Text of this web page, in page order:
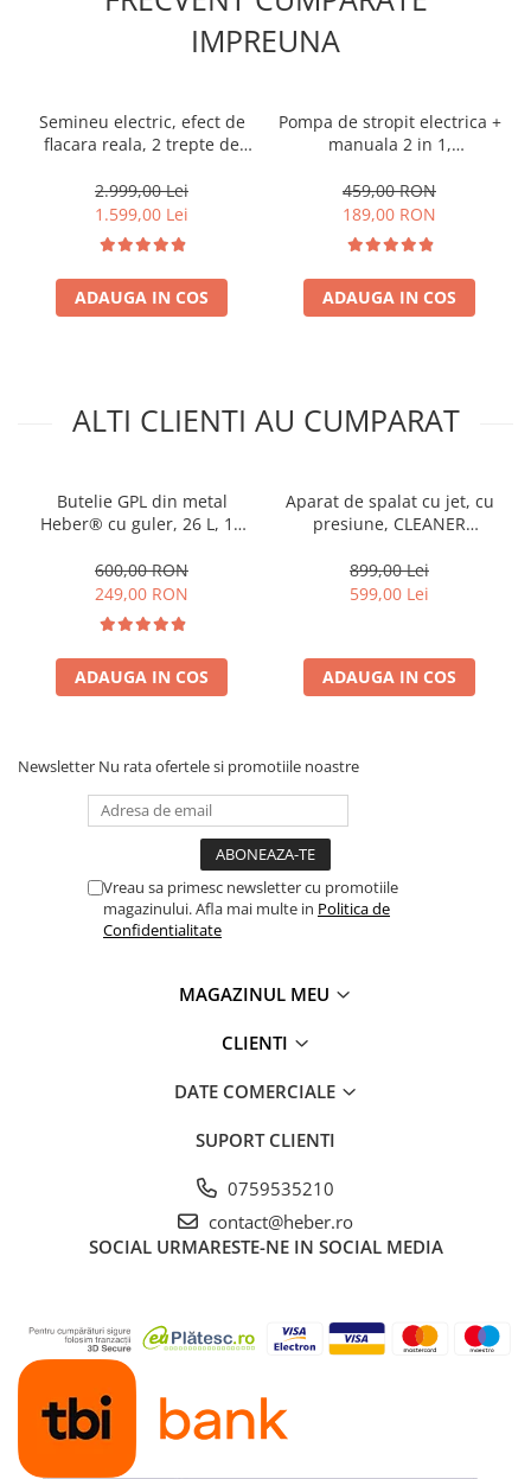
IMPREUNA
Semineu electric, efect de
flacara reala, 2 trepte de
electronic, 7 culori, Clasa
Premium
2.999,00 Lei
1.599,00 Lei
ADAUGA IN COS
Pompa de stropit electrica +
manuala 2 in 1,
acumulator, 6 BAR,
regulator, 5 duze de
stropire incluse
459,00 RON
189,00 RON
ADAUGA IN COS
ALTI CLIENTI AU CUMPARAT
Butelie GPL din metal
Heber® cu guler, 26 L, 11
cu gaz
600,00 RON
249,00 RON
ADAUGA IN COS
Aparat de spalat cu jet, cu
presiune, CLEANER
899,00 Lei
599,00 Lei
ADAUGA IN COS
Newsletter Nu rata ofertele si promotiile noastre
Vreau sa primesc newsletter cu promotiile
magazinului. Afla mai multe in Politica de
Confidentialitate
MAGAZINUL MEU
CLIENTI
DATE COMERCIALE
SUPORT CLIENTI
0759535210
contact@heber.ro
SOCIAL URMARESTE-NE IN SOCIAL MEDIA